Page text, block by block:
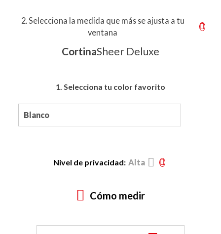
CortinaSheer Deluxe
Nivel de privacidad: Alta
1. Selecciona tu color favorito
2. Selecciona la medida que más se ajusta a tu
ventana
Cómo medir